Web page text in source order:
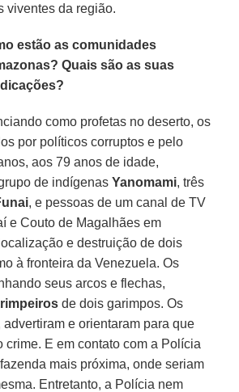
viventes da região.
estão as comunidades
Quais são as suas
como profetas no deserto, os
por políticos corruptos e pelo
aos 79 anos de idade,
de indígenasYanomami, três
, e pessoas de um canal de TV
e Couto de Magalhães em
e destruição de dois
à fronteira da Venezuela. Os
seus arcos e flechas,
de dois garimpos. Os
advertiram e orientaram para que
crime. E em contato com a Polícia
mais próxima, onde seriam
Entretanto, a Polícia nem